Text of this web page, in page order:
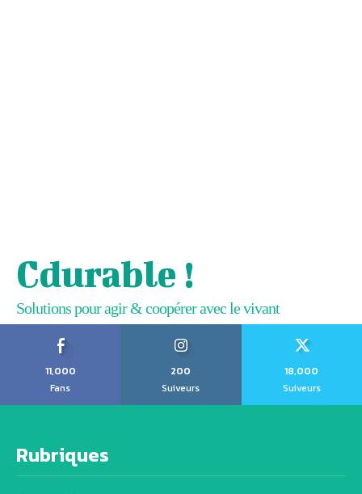
Cdurable !
Solutions pour agir & coopérer avec le vivant
11,000
Fans
200
Suiveurs
18,000
Suiveurs
Rubriques